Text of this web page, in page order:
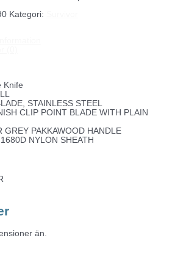
Kategori:
Knife
STAINLESS STEEL
CLIP POINT BLADE WITH PLAIN
GREY PAKKAWOOD HANDLE
NYLON SHEATH
än.